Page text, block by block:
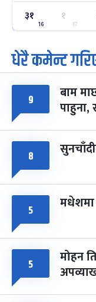
२५
मंगल
ग्याल्पो
फाल्गुन २५, २०८३
७
आइत
पूर्णिमा व्रत
चैत्र ७, २०८३-
८ फागुपूर्णिमा
चैत्र ८, २०८३-
३१
16
१
17
धेरै कमेन्ट
९ बाम
पाहुना,
८
५ मधेशमा
५ मोहन